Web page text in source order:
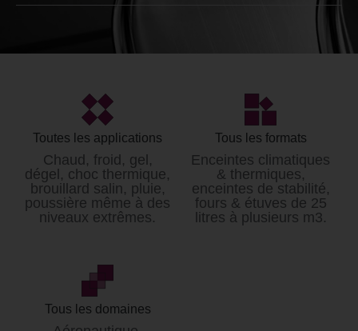
Toutes les applications
Chaud, froid, gel,
dégel, choc thermique,
brouillard salin, pluie,
poussière même à des
niveaux extrêmes.
Tous les formats
Enceintes climatiques
& thermiques,
enceintes de stabilité,
fours & étuves de 25
litres à plusieurs m3.
Tous les domaines
Générateur climatique
*Données non contractuelles et modifiables sans
préavis.
Tarifs hors prestation de livraison et mise en service.